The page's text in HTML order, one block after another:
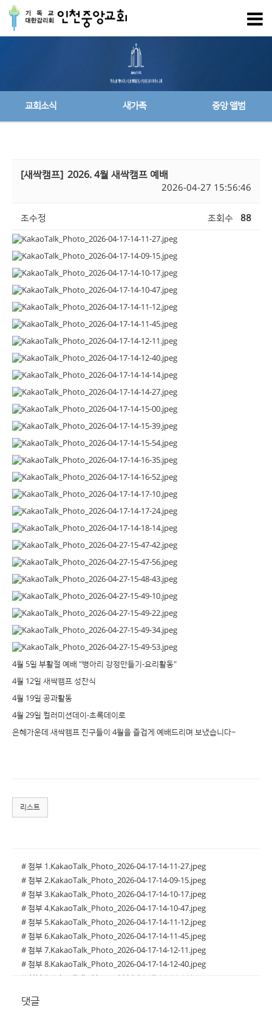
교회소식 새가족 중앙 앨범
[새싹캠프] 2026. 4월 새싹캠프 예배
2026-04-27 15:56:46
조수정 조회수 88
4월 5일 부활절 예배 "병아리 강정만들기-요리활동"
4월 12일 새싹캠프 성찬식
4월 19일 공과활동
4월 29일 컬러미션데이-초록데이로
은혜가운데 새싹캠프 친구들이 4월을 즐겁게 예배드리며 보냈습니다~
리스트
# 첨부 1.KakaoTalk_Photo_2026-04-17-14-11-27.jpeg
# 첨부 2.KakaoTalk_Photo_2026-04-17-14-09-15.jpeg
# 첨부 3.KakaoTalk_Photo_2026-04-17-14-10-17.jpeg
# 첨부 4.KakaoTalk_Photo_2026-04-17-14-10-47.jpeg
# 첨부 5.KakaoTalk_Photo_2026-04-17-14-11-12.jpeg
# 첨부 6.KakaoTalk_Photo_2026-04-17-14-11-45.jpeg
# 첨부 7.KakaoTalk_Photo_2026-04-17-14-12-11.jpeg
# 첨부 8.KakaoTalk_Photo_2026-04-17-14-12-40.jpeg
# 첨부 9.KakaoTalk_Photo_2026-04-17-14-14-14.jpeg
# 첨부 11.KakaoTalk_Photo_2026-04-17-14-15-00.jpeg
댓글